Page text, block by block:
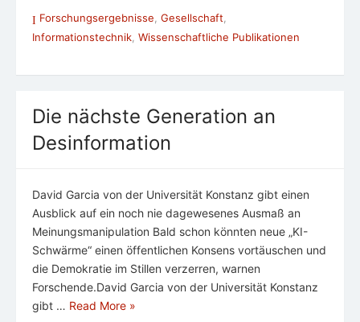
Forschungsergebnisse, Gesellschaft,
Informationstechnik Wissenschaftliche Publikationen
Die nächste Generation an
Desinformation
David Garcia von der Universität Konstanz gibt einen
Ausblick auf ein noch nie dagewesenes Ausmaß an
Meinungsmanipulation Bald schon könnten neue „KI-
Schwärme“ einen öffentlichen Konsens vortäuschen und
die Demokratie im Stillen verzerren, warnen
Forschende.David Garcia von der Universität Konstanz
gibt … Read More »